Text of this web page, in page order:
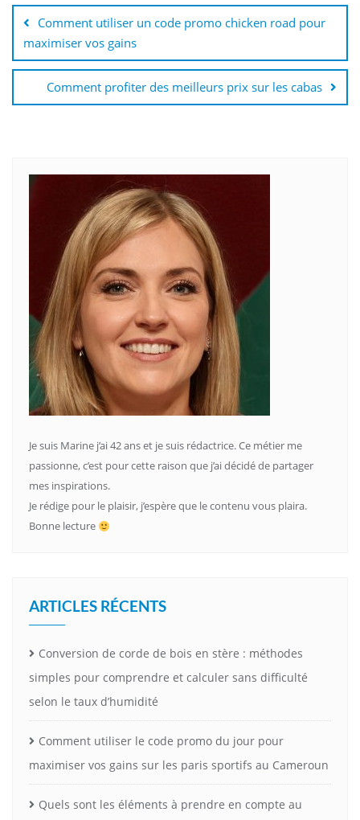
de
l’article
Comment utiliser un code promo chicken road pour
maximiser vos gains
Comment profiter des meilleurs prix sur les cabas
Je suis Marine j’ai 42 ans et je suis rédactrice. Ce métier me
passionne, c’est pour cette raison que j’ai décidé de partager
mes inspirations.
Je rédige pour le plaisir, j’espère que le contenu vous plaira.
Bonne lecture
ARTICLES RÉCENTS
Conversion de corde de bois en stère : méthodes
simples pour comprendre et calculer sans difficulté
selon le taux d’humidité
Comment utiliser le code promo du jour pour
maximiser vos gains sur les paris sportifs au Cameroun
Quels sont les éléments à prendre en compte au